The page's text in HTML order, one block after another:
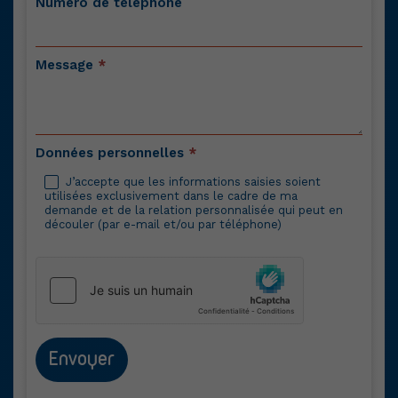
Message *
Données personnelles *
J’accepte que les informations saisies soient
utilisées exclusivement dans le cadre de ma
demande et de la relation personnalisée qui peut en
découler (par e-mail et/ou par téléphone)
Envoyer